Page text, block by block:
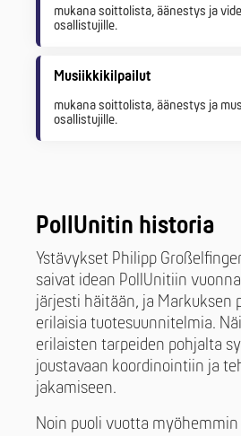
mukana soittolista, äänestys ja
osallistujille.
Musiikkikilpailut
mukana soittolista, äänestys ja
osallistujille.
PollUnitin historia
Ystävykset Philipp
saivat idean PollUnitiin
järjesti häitään, ja Markuksen
erilaisia tuotesuunnitelmia.
erilaisten tarpeiden pohjalta
joustavaan koordinointiin ja
jakamiseen.
Noin puoli vuotta